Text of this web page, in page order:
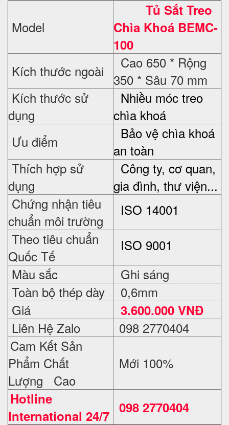
Model
Tủ Sắt Treo
Chìa Khoá BEMC-
100
Kích thước ngoài
Cao 650 * Rộng
350 * Sâu 70 mm
Kích thước sử
dụng
Nhiều móc treo
chìa khoá
Ưu điểm
Bảo vệ chìa khoá
an toàn
Thích hợp sử
dụng
Công ty, cơ quan,
gia đình, thư viện...
Chứng nhận tiêu
chuẩn môi trường
ISO 14001
Theo tiêu chuẩn
Quốc Tế
ISO 9001
Màu sắc
Ghi sáng
Toàn bộ thép dày
0,6mm
Giá
3.600.000 VNĐ
Liên Hệ Zalo
098 2770404
Cam Kết Sản
Phẩm Chất
Lượng Cao
Mới 100%
Hotline
International 24/7 098 2770404